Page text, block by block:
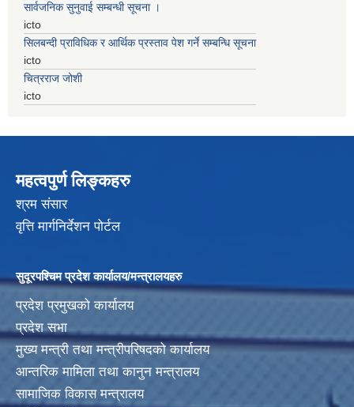
सार्वजनिक सुनुवाई सम्बन्धी सूचना ।
icto
सिलबन्दी प्राविधिक र आर्थिक प्रस्ताव पेश गर्ने सम्बन्धि सूचना
icto
चित्रराज जोशी
icto
महत्वपुर्ण लिङ्कहरु
श्रम संसार
वृत्ति मार्गनिर्देशन पोर्टल
सुदूरपश्चिम प्रदेश कार्यालय/मन्त्रालयहरु
प्रदेश प्रमुखको कार्यालय
प्रदेश सभा
मुख्य मन्त्री तथा मन्त्रीपरिषदको कार्यालय
आन्तरिक मामिला तथा कानुन मन्त्रालय
सामाजिक विकास मन्त्रालय